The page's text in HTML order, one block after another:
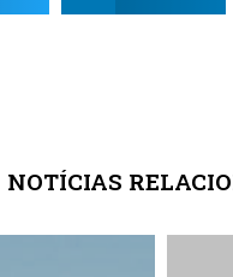
NOTÍCIAS